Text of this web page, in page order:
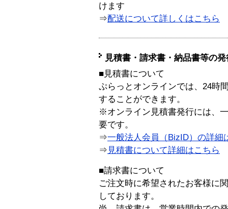
けます
⇒配送について詳しくはこちら
見積書・請求書・納品書等の
■見積書について
ぷらっとオンラインでは、24時
することができます。
※オンライン見積書発行には、
要です。
⇒一般法人会員（BizID）の詳細
⇒ 見積書について詳細はこちら
■請求書について
ご注文時に希望されたお客様に
しております。